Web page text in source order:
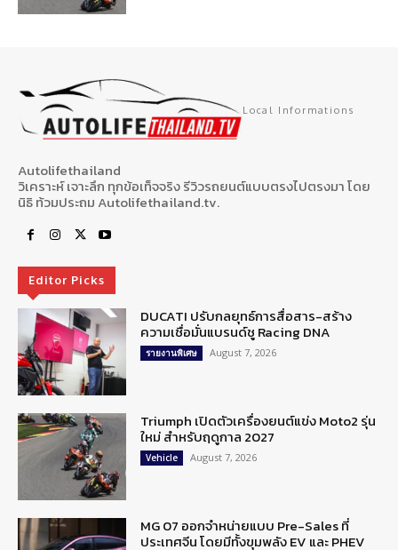
Local Informations
Autolifethailand
วิเคราะห์ เจาะลึก ทุกข้อเท็จจริง รีวิวรถยนต์แบบตรงไปตรงมา โดย
นิธิ ท้วมประถม Autolifethailand.tv.
Editor Picks
DUCATI ปรับกลยุทธ์การสื่อสาร-สร้าง
ความเชื่อมั่นแบรนด์ชู Racing DNA
รายงานพิเศษ August 7, 2026
Triumph เปิดตัวเครื่องยนต์แข่ง Moto2 รุ่น
ใหม่ สำหรับฤดูกาล 2027
Vehicle August 7, 2026
MG 07 ออกจำหน่ายแบบ Pre-Sales ที่
ประเทศจีน โดยมีทั้งขุมพลัง EV และ PHEV